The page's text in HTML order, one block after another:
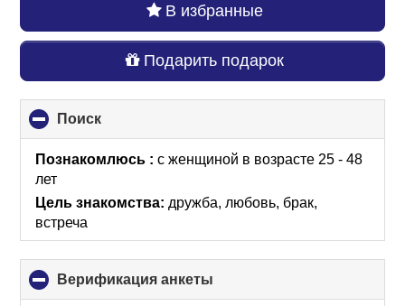
В избранные
Подарить подарок
Поиск
to
collapse
Познакомлюсь :с женщиной в возрасте 25 - 48
лет
Цель знакомства: дружба, любовь, брак,
встреча
Верификация анкеты
to